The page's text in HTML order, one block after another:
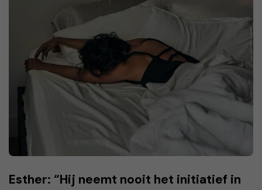
Esther: “Hij neemt nooit het initiatief in